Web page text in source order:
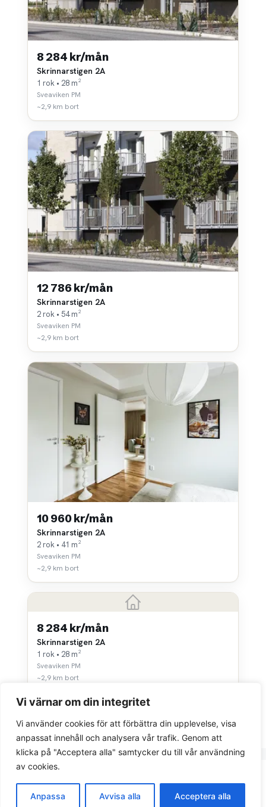
Vi värnar om din integritet
Vi använder cookies för att förbättra din upplevelse, visa
anpassat innehåll och analysera vår trafik. Genom att
klicka på "Acceptera alla" samtycker du till vår användning
av cookies.
Anpassa Avvisa alla Acceptera alla
8 284 kr/mån
Skrinnarstigen 2A
1 rok • 28 m²
Sveaviken PM
~2,9 km bort
12 786 kr/mån
Skrinnarstigen 2A
2 rok • 54 m²
Sveaviken PM
~2,9 km bort
10 960 kr/mån
Skrinnarstigen 2A
2 rok • 41 m²
Sveaviken PM
~2,9 km bort
8 284 kr/mån
Skrinnarstigen 2A
1 rok • 28 m²
Sveaviken PM
~2,9 km bort
Integritetspolicy
© 2026 Sök bostad.